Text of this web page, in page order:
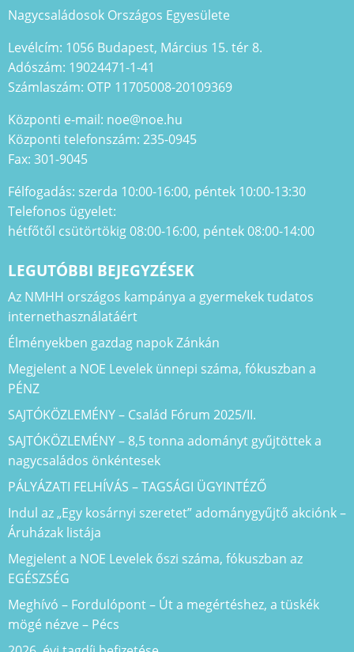
Nagycsaládosok Országos Egyesülete
Levélcím: 1056 Budapest, Március 15. tér 8.
Adószám: 19024471-1-41
Számlaszám: OTP 11705008-20109369
Központi e-mail: noe@noe.hu
Központi telefonszám: 235-0945
Fax: 301-9045
Félfogadás: szerda 10:00-16:00, péntek 10:00-13:30
Telefonos ügyelet:
hétfőtől csütörtökig 08:00-16:00, péntek 08:00-14:00
LEGUTÓBBI BEJEGYZÉSEK
Az NMHH országos kampánya a gyermekek tudatos
internethasználatáért
Élményekben gazdag napok Zánkán
Megjelent a NOE Levelek ünnepi száma, fókuszban a
PÉNZ
SAJTÓKÖZLEMÉNY – Család Fórum 2025/II.
SAJTÓKÖZLEMÉNY – 8,5 tonna adományt gyűjtöttek a
nagycsaládos önkéntesek
PÁLYÁZATI FELHÍVÁS – TAGSÁGI ÜGYINTÉZŐ
Indul az „Egy kosárnyi szeretet” adománygyűjtő akciónk –
Áruházak listája
Megjelent a NOE Levelek őszi száma, fókuszban az
EGÉSZSÉG
Meghívó – Fordulópont – Út a megértéshez, a tüskék
mögé nézve – Pécs